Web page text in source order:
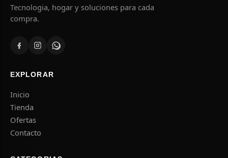
Tecnologia, hogar y soluciones para cada
compra.
EXPLORAR
Inicio
Tienda
Ofertas
Contacto